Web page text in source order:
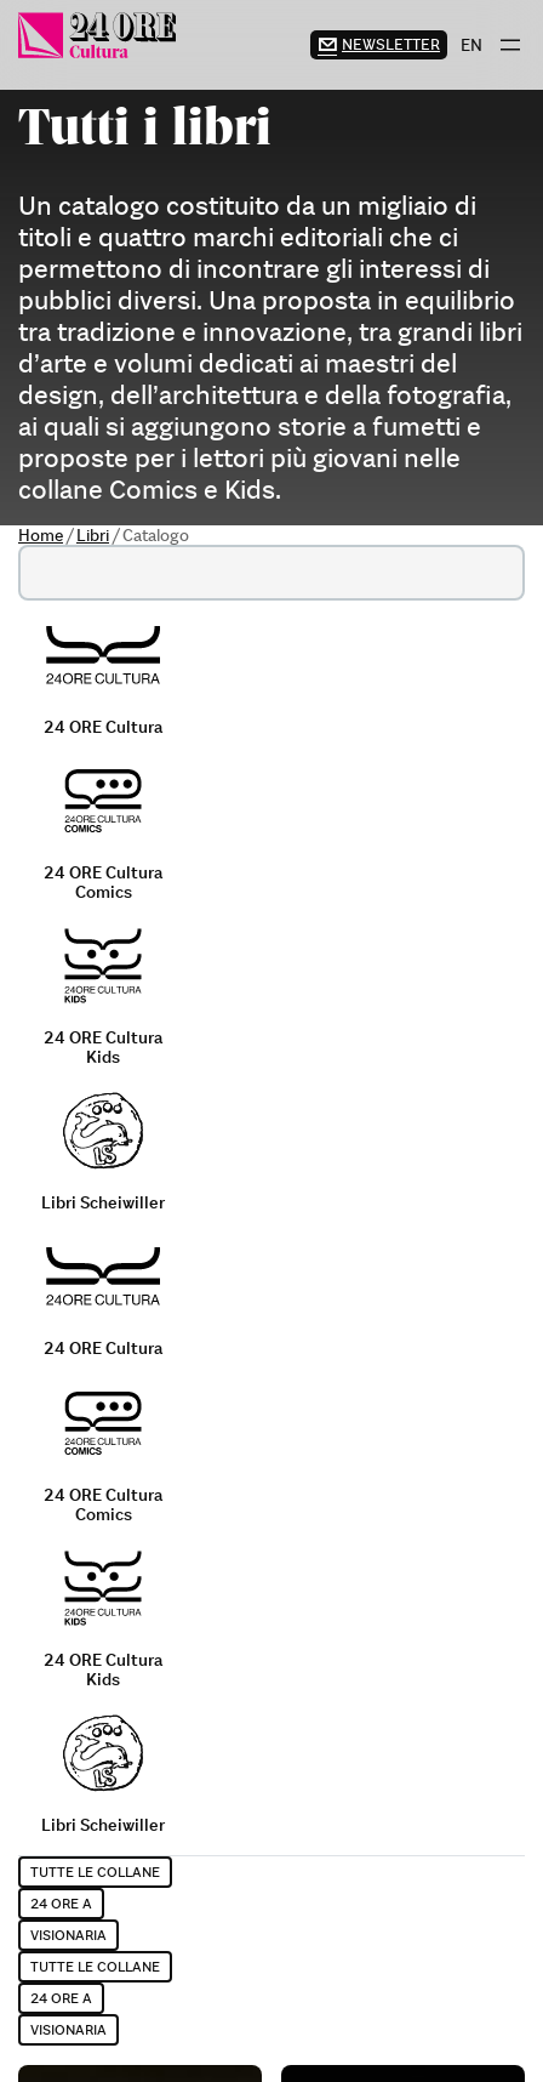
Vai
contenuto
NEWSLETTER EN
Tutti i libri
Un catalogo costituito da un migliaio di
titoli e quattro marchi editoriali che ci
permettono di incontrare gli interessi di
pubblici diversi. Una proposta in equilibrio
tra tradizione e innovazione, tra grandi libri
d’arte e volumi dedicati ai maestri del
design, dell’architettura e della fotografia,
ai quali si aggiungono storie a fumetti e
proposte per i lettori più giovani nelle
collane Comics e Kids.
Home/Libri/Catalogo
categorie
24 ORE Cultura
24 ORE Cultura
Comics
24 ORE Cultura
Kids
Libri Scheiwiller
24 ORE Cultura
24 ORE Cultura
Comics
24 ORE Cultura
Kids
Libri Scheiwiller
Tutte le categorie
Tutte le collane
TUTTE LE COLLANE
24 ORE A
VISIONARIA
TUTTE LE COLLANE
24 ORE A
VISIONARIA